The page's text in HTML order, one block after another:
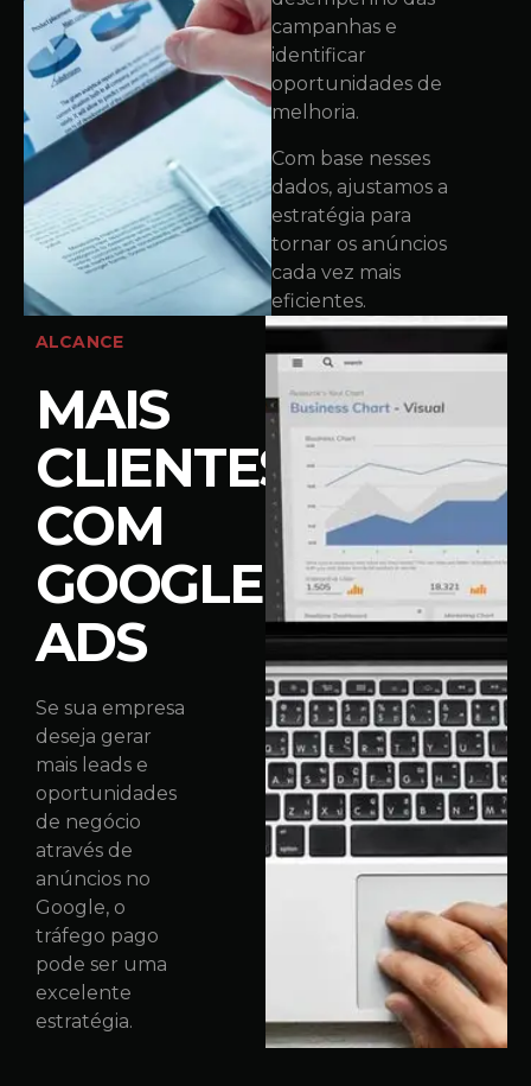
campanhas e
identificar
oportunidades de
melhoria.
Com base nesses
dados, ajustamos a
estratégia para
tornar os anúncios
cada vez mais
eficientes.
ALCANCE
MAIS
CLIENTES
COM
GOOGLE
ADS
Se sua empresa
deseja gerar
mais leads e
oportunidades
de negócio
através de
anúncios no
Google, o
tráfego pago
pode ser uma
excelente
estratégia.